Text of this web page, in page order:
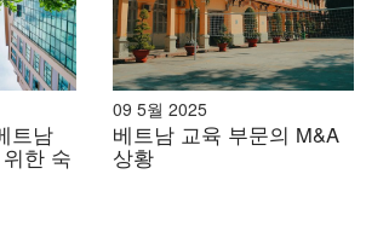
, 규
신
,
어
좋
들
협력, 의사소
통, 유연한 문
제 해결 능력
을 갖춘 창의
적이고 상상력
이 풍부한 어
비판적 사고력,
논리력, 팀워크
기술을 갖추고
대한 탄탄한 기
트남
한 숙
09 5월 2025
베트남 교육 부문의 M&A
상황